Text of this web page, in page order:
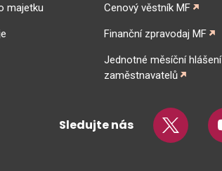
majetku Cenový věstník MF
Finanční zpravodaj MF
Jednotné měsíční hlášení
zaměstnavatelů
Sledujte nás Twitter